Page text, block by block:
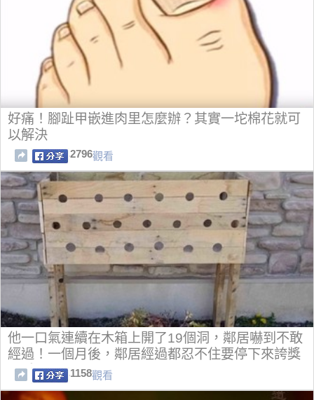
好痛！腳趾甲嵌進肉里怎麼辦？其實一坨棉花就可
以解決
2796觀看
他一口氣連續在木箱上開了19個洞，鄰居嚇到不敢
經過！一個月後，鄰居經過都忍不住要停下來誇獎
一番！
1158觀看